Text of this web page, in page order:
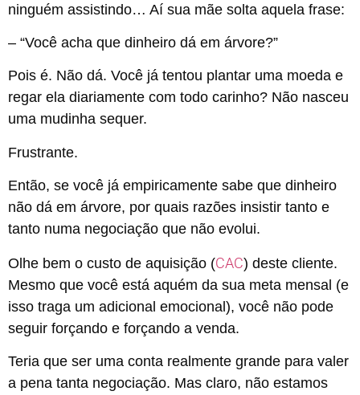
ninguém assistindo… Aí sua mãe solta aquela frase:
– “Você acha que dinheiro dá em árvore?”
Pois é. Não dá. Você já tentou plantar uma moeda e
regar ela diariamente com todo carinho? Não nasceu
uma mudinha sequer.
Frustrante.
Então, se você já empiricamente sabe que dinheiro
não dá em árvore, por quais razões insistir tanto e
tanto numa negociação que não evolui.
Olhe bem o custo de aquisição (CAC) deste cliente.
Mesmo que você está aquém da sua meta mensal (e
isso traga um adicional emocional), você não pode
seguir forçando e forçando a venda.
Teria que ser uma conta realmente grande para valer
a pena tanta negociação. Mas claro, não estamos